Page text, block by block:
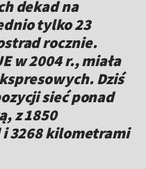
dekad na
tylko 23
rocznie.
w 2004 r., miała
Dziś
sieć ponad
z 1850
3268 kilometrami